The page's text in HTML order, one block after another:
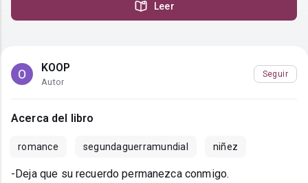
Leer
KOOP
Autor
Seguir
Acerca del libro
romance segundaguerramundial niñez
-Deja que su recuerdo permanezca conmigo.